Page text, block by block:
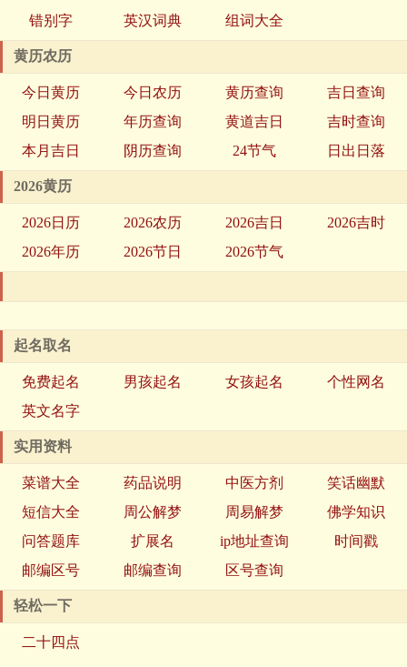
错别字
英汉词典 组词大全
黄历农历
今日黄历 今日农历 黄历查询
吉日查询
明日黄历
年历查询 黄道吉日
吉时查询
本月吉日
阴历查询 24节气 日出日落
2026黄历
2026日历 2026农历 2026吉日
2026吉时
2026年历
2026节日 2026节气
起名取名
免费起名 男孩起名 女孩起名
个性网名
英文名字
实用资料
菜谱大全 药品说明 中医方剂
笑话幽默
短信大全
周公解梦 周易解梦
佛学知识
问答题库
扩展名 ip地址查询
时间戳
邮编区号
邮编查询 区号查询
轻松一下
二十四点